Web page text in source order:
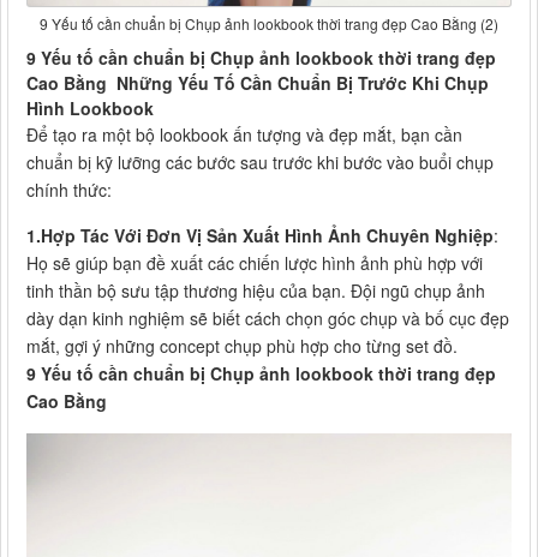
9 Yếu tố cần chuẩn bị Chụp ảnh lookbook thời trang đẹp Cao Bằng (2)
9 Yếu tố cần chuẩn bị Chụp ảnh lookbook thời trang đẹp
Cao Bằng Những Yếu Tố Cần Chuẩn Bị Trước Khi Chụp
Hình Lookbook
Để tạo ra một bộ lookbook ấn tượng và đẹp mắt, bạn cần
chuẩn bị kỹ lưỡng các bước sau trước khi bước vào buổi chụp
chính thức:
1.Hợp Tác Với Đơn Vị Sản Xuất Hình Ảnh Chuyên Nghiệp:
Họ sẽ giúp bạn đề xuất các chiến lược hình ảnh phù hợp với
tinh thần bộ sưu tập thương hiệu của bạn. Đội ngũ chụp ảnh
dày dạn kinh nghiệm sẽ biết cách chọn góc chụp và bố cục đẹp
mắt, gợi ý những concept chụp phù hợp cho từng set đồ.
9 Yếu tố cần chuẩn bị Chụp ảnh lookbook thời trang đẹp
Cao Bằng